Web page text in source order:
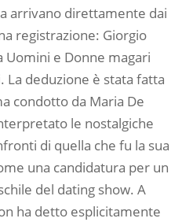
arrivano direttamente dai
registrazione: Giorgio
e Donne magari
La deduzione è stata fatta
condotto da Maria De
le nostalgiche
di quella che fu la sua
una candidatura per un
del dating show. A
ha detto esplicitamente